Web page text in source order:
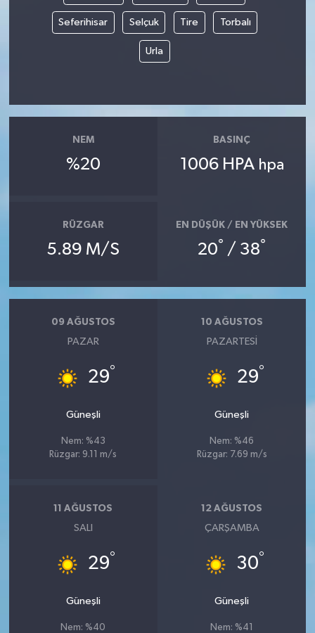
Seferihisar Selçuk Tire Torbalı
Urla
NEM
%20
BASINÇ
1006 HPA hpa
RÜZGAR
5.89 M/S
EN DÜŞÜK / EN YÜKSEK
20° / 38°
09 AĞUSTOS
PAZAR
29°
Güneşli
Nem: %43
Rüzgar: 9.11 m/s
10 AĞUSTOS
PAZARTESI
29°
Güneşli
Nem: %46
Rüzgar: 7.69 m/s
11 AĞUSTOS
SALI
29°
Güneşli
Nem: %40
12 AĞUSTOS
ÇARŞAMBA
30°
Güneşli
Nem: %41